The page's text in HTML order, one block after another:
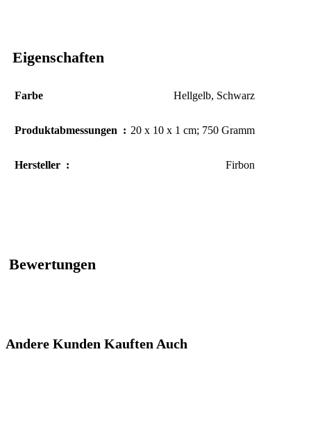
Eigenschaften
Farbe Hellgelb, Schwarz
Produktabmessungen ‏ : ‎ 20 x 10 x 1 cm; 750 Gramm
Hersteller ‏ : ‎ Firbon
Bewertungen
Andere Kunden Kauften Auch